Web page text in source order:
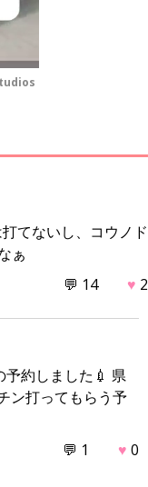
てないし、コウノド
ぁ
💬 14 ♥ 2
約しました💉 県
ン打ってもらう予
💬 1 ♥ 0